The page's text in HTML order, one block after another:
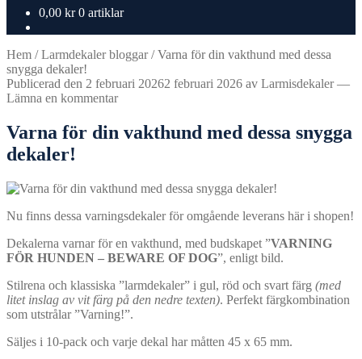
0,00 kr 0 artiklar
Hem /Larmdekaler bloggar/Varna för din vakthund med dessa
snygga dekaler!
Publicerad den 2 februari 20262 februari 2026 av Larmisdekaler —
Lämna en kommentar
Varna för din vakthund med dessa snygga
dekaler!
Nu finns dessa varningsdekaler för omgående leverans här i shopen!
Dekalerna varnar för en vakthund, med budskapet ”VARNING
FÖR HUNDEN – BEWARE OF DOG”, enligt bild.
Stilrena och klassiska ”larmdekaler” i gul, röd och svart färg (med
litet inslag av vit färg på den nedre texten). Perfekt färgkombination
som utstrålar ”Varning!”.
Säljes i 10-pack och varje dekal har måtten 45 x 65 mm.